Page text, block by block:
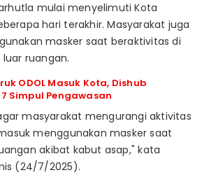
mulai menyelimuti Kota
hari terakhir. Masyarakat juga
masker saat beraktivitas di
ruangan.
ODOL Masuk Kota, Dishub
Simpul Pengawasan
masyarakat mengurangi aktivitas
menggunakan masker saat
akibat kabut asap," kata
(24/7/2025).